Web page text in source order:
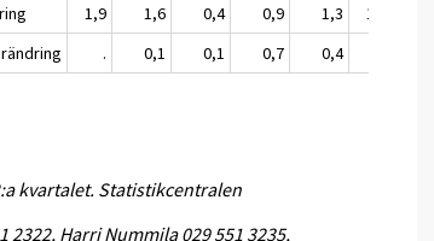
1,9 1,6 0,4 0,9 1,3 1,1
. 0,1 0,1 0,7 0,4
kvartalet. Statistikcentralen
Harri Nummila 029 551 3235,